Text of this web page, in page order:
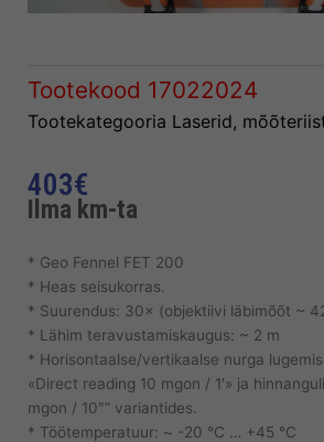
Tootekood 17022024
Tootekategooria Laserid,
403€
Ilma km-ta
* Geo Fennel FET 200
* Heas seisukorras.
* Suurendus: 30× (objektiivi läbimõõt ~
* Lähim teravustamiskaugus: ~ 2 m
* Horisontaalse/vertikaalse nurga
«Direct reading 10 mgon / 1′» ja
mgon / 10″” variantides.
* Töötemperatuur: ~ -20 °C … +45 °C